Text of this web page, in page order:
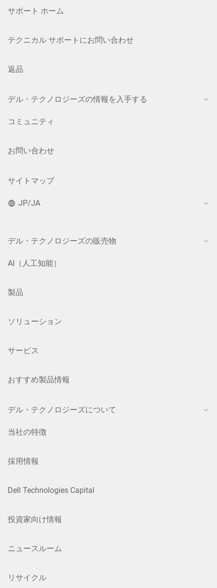
サポート ホーム
テクニカル サポートにお問い合わせ
返品
デル・テクノロジーズの情報を入手する
コミュニティ
お問い合わせ
サイトマップ
JP/JA
デル・テクノロジーズの販売物
AI（人工知能）
製品
ソリューション
サービス
おすすめ製品情報
デル・テクノロジーズについて
当社の特徴
採用情報
Dell Technologies Capital
投資家向け情報
ニュースルーム
リサイクル